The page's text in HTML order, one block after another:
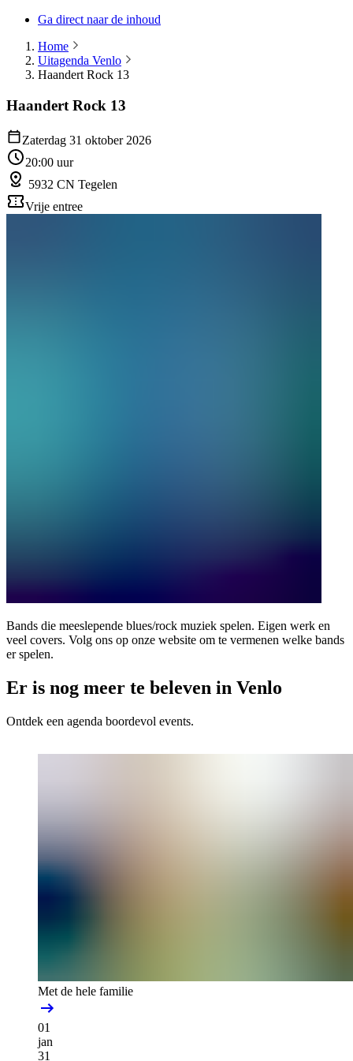
Ga direct naar de inhoud
Home
Uitagenda Venlo
Haandert Rock 13
Haandert Rock 13
Zaterdag 31 oktober 2026
20:00 uur
5932 CN Tegelen
Vrije entree
Bands die meeslepende blues/rock muziek spelen. Eigen werk en
veel covers. Volg ons op onze website om te vermenen welke bands
er spelen.
Er is nog meer te beleven in Venlo
Ontdek een agenda boordevol events.
Met de hele familie
01
jan
31